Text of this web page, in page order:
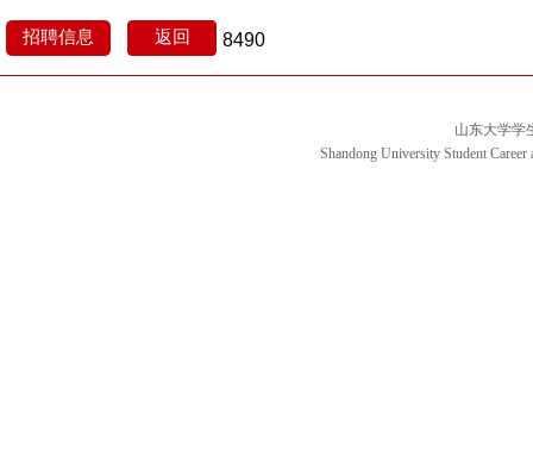
8490
山东大学学
Shandong University Student